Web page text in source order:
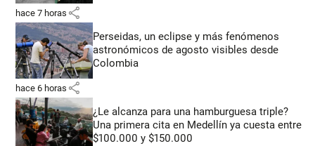
hace 7 horas share
Perseidas, un eclipse y más fenómenos
astronómicos de agosto visibles desde
Colombia
hace 6 horas share
¿Le alcanza para una hamburguesa triple?
Una primera cita en Medellín ya cuesta entre
$100.000 y $150.000